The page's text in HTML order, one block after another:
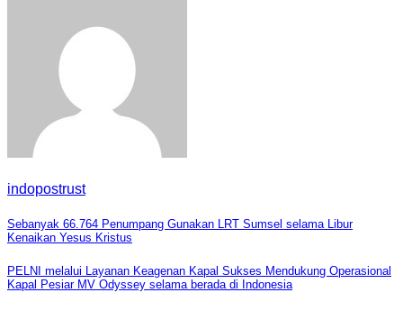
indopostrust
Navigasi
Sebanyak 66.764 Penumpang Gunakan LRT Sumsel selama Libur
Kenaikan Yesus Kristus
PELNI melalui Layanan Keagenan Kapal Sukses Mendukung Operasional
Kapal Pesiar MV Odyssey selama berada di Indonesia